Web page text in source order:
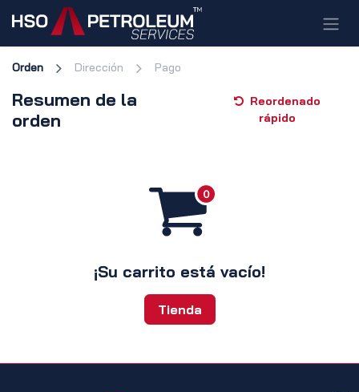
Ir al contenido
Orden Dirección Pago
Resumen de la
orden
Reordenado
rápido
¡Su carrito está vacío!
Tienda